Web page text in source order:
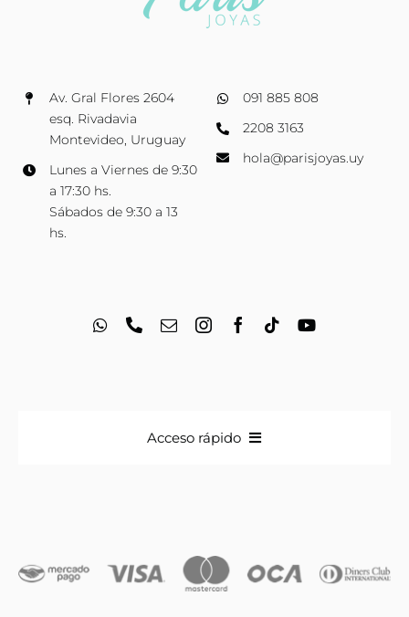
Av. Gral Flores 2604
esq. Rivadavia
Montevideo, Uruguay
Lunes a Viernes de 9:30
a 17:30 hs.
Sábados de 9:30 a 13
hs.
091 885 808
2208 3163
hola@parisjoyas.uy
Acceso rápido
Iniciales